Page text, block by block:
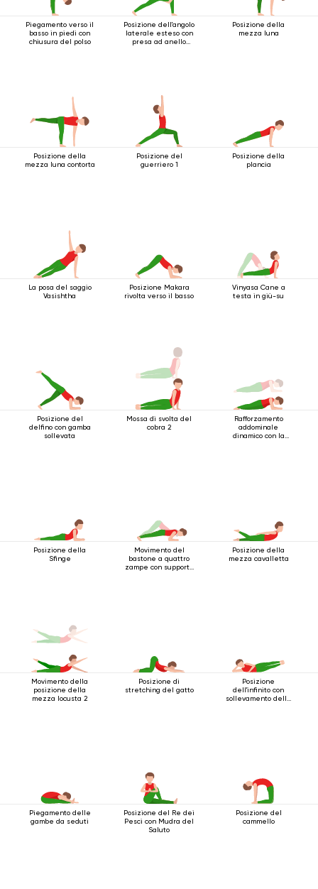
Piegamento verso il
basso in piedi con
chiusura del polso
Posizione dell'angolo
laterale esteso con
presa ad anello
Posizione della
mezza luna
Posizione della
mezza luna contorta
Posizione del
guerriero 1
Posizione della
plancia
La posa del saggio
Vasishtha
Posizione Makara
rivolta verso il basso
Vinyasa Cane a
testa in giù-su
Posizione del
delfino con gamba
sollevata
Mossa di svolta del
cobra 2
Rafforzamento
addominale
dinamico con la
Posizione della
Sfinge
Movimento del
bastone a quattro
zampe con supporto
Posizione della
mezza cavalletta
Movimento della
posizione della
mezza locusta 2
Posizione di
stretching del gatto
Posizione
dell'infinito con
sollevamento delle
Piegamento delle
gambe da seduti
Posizione del Re dei
Pesci con Mudra del
Saluto
Posizione del
cammello